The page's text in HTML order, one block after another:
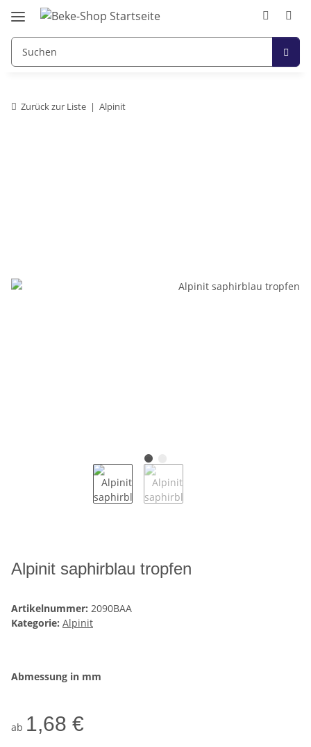
Zurück zur Liste Alpinit
Alpinit saphirblau tropfen
Artikelnummer: 2090BAA
Kategorie: Alpinit
Abmessung in mm
ab 1,68 €